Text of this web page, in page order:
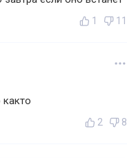
1 11
2 8